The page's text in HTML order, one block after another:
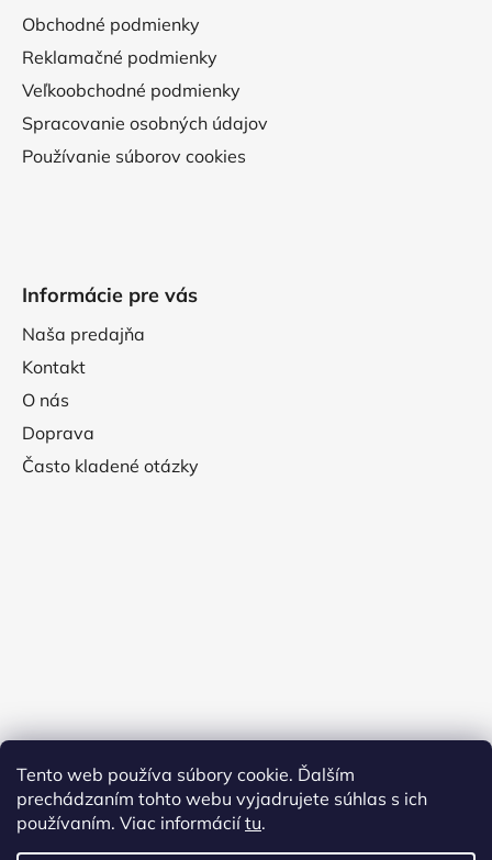
Tento web používa súbory cookie. Ďalším
prechádzaním tohto webu vyjadrujete súhlas s ich
používaním. Viac informáciítu.
Obchodné podmienky
Reklamačné podmienky
Veľkoobchodné podmienky
Spracovanie osobných údajov
Používanie súborov cookies
Informácie pre vás
Naša predajňa
Kontakt
O nás
Doprava
Často kladené otázky